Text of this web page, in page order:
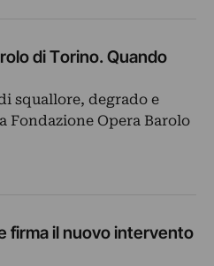
di Torino. Quando
squallore, degrado e
Fondazione Opera Barolo
firma il nuovo intervento